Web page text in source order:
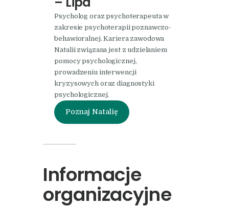
Psycholog oraz psychoterapeuta w
zakresie psychoterapii poznawczo-
behawioralnej. Kariera zawodowa
Natalii związana jest z udzielaniem
pomocy psychologicznej,
prowadzeniu interwencji
kryzysowych oraz diagnostyki
psychologicznej.
Poznaj Natalię
Informacje
organizacyjne